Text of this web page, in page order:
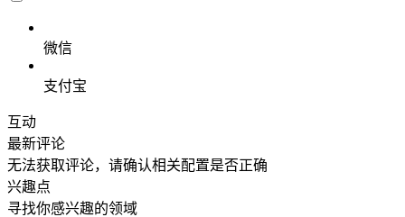
微信
支付宝
互动
最新评论
无法获取评论，请确认相关配置是否正确
兴趣点
寻找你感兴趣的领域